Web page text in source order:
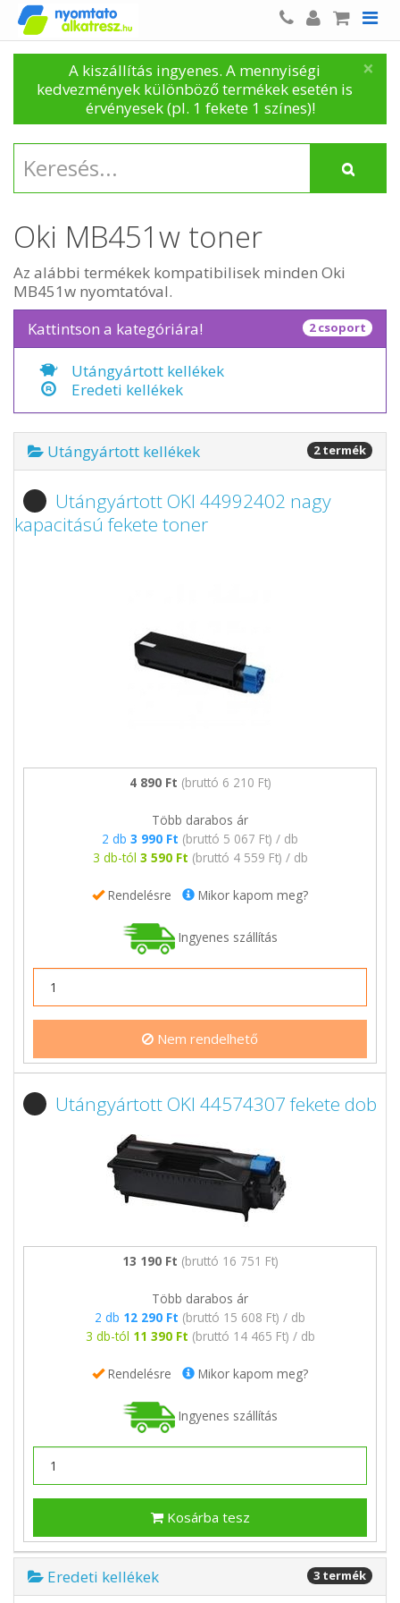
×
A kiszállítás ingyenes. A mennyiségi
kedvezmények különböző termékek esetén is
érvényesek (pl. 1 fekete 1 színes)!
Oki MB451w toner
Az alábbi termékek kompatibilisek minden Oki
MB451w nyomtatóval.
Kattintson a kategóriára!
2 csoport
Utángyártott kellékek
Eredeti kellékek
Utángyártott kellékek 2 termék
Utángyártott OKI 44992402 nagy
kapacitású fekete toner
4 890 Ft (bruttó 6 210 Ft)
Több darabos ár
2 db 3 990 Ft (bruttó 5 067 Ft) / db
3 db-tól 3 590 Ft (bruttó 4 559 Ft) / db
Rendelésre Mikor kapom meg?
Ingyenes szállítás
Nem rendelhető
Utángyártott OKI 44574307 fekete dob
13 190 Ft (bruttó 16 751 Ft)
Több darabos ár
2 db 12 290 Ft (bruttó 15 608 Ft) / db
3 db-tól 11 390 Ft (bruttó 14 465 Ft) / db
Rendelésre Mikor kapom meg?
Ingyenes szállítás
Kosárba tesz
Eredeti kellékek 3 termék